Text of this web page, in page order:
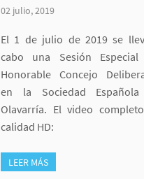
02 julio, 2019
El 1 de julio de 2019 se
cabo una Sesión Especial
Honorable Concejo
en la Sociedad
Olavarría. El video
calidad HD:
LEER MÁS